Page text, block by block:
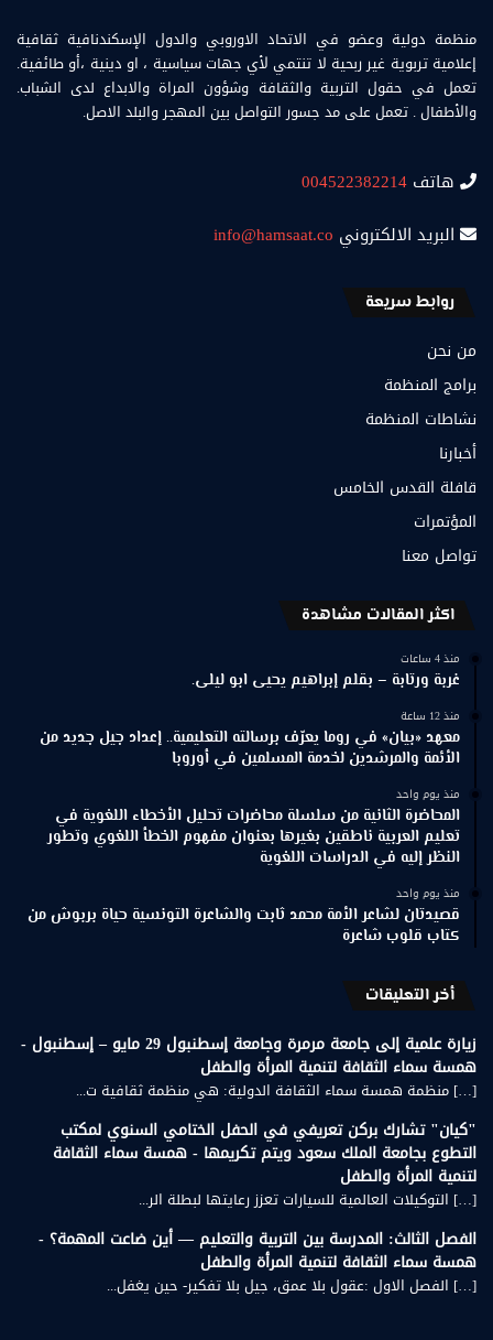
منظمة دولية وعضو في الاتحاد الاوروبي والدول الإسكندنافية ثقافية
إعلامية تربوية غير ربحية لا تنتمي لأي جهات سياسية ، او دينية ،أو طائفية.
تعمل في حقول التربية والثقافة وشؤون المراة والابداع لدى الشباب.
والأطفال . تعمل على مد جسور التواصل بين المهجر والبلد الاصل.
هاتف 004522382214
البريد الالكتروني info@hamsaat.co
روابط سريعة
من نحن
برامج المنظمة
نشاطات المنظمة
أخبارنا
قافلة القدس الخامس
المؤتمرات
تواصل معنا
اكثر المقالات مشاهدة
منذ 4 ساعات
غربة ورتابة – بقلم إبراهيم يحيى ابو ليلى.
منذ 12 ساعة
معهد «بيان» في روما يعرّف برسالته التعليمية.. إعداد جيل جديد من
الأئمة والمرشدين لخدمة المسلمين في أوروبا
منذ يوم واحد
المحاضرة الثانية من سلسلة محاضرات تحليل الأخطاء اللغوية في
تعليم العربية ناطقين بغيرها بعنوان مفهوم الخطأ اللغوي وتطور
النظر إليه في الدراسات اللغوية
منذ يوم واحد
قصيدتان لشاعر الأمة محمد ثابت والشاعرة التونسية حياة بربوش من
كتاب قلوب شاعرة
أخر التعليقات
زيارة علمية إلى جامعة مرمرة وجامعة إسطنبول 29 مايو – إسطنبول -
همسة سماء الثقافة لتنمية المرأة والطفل
[…] منظمة همسة سماء الثقافة الدولية: هي منظمة ثقافية ت...
"كيان" تشارك بركن تعريفي في الحفل الختامي السنوي لمكتب
التطوع بجامعة الملك سعود ويتم تكريمها - همسة سماء الثقافة
لتنمية المرأة والطفل
[…] التوكيلات العالمية للسيارات تعزز رعايتها لبطلة الر...
الفصل الثالث: المدرسة بين التربية والتعليم — أين ضاعت المهمة؟ -
همسة سماء الثقافة لتنمية المرأة والطفل
[…] الفصل الاول :عقول بلا عمق، جيل بلا تفكير- حين يغفل...